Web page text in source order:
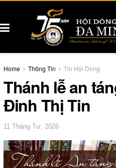
Home Thông Tin Tin Hội Dòng
Thánh lễ an
Đinh Thị Tin
11 Tháng Tư, 2026